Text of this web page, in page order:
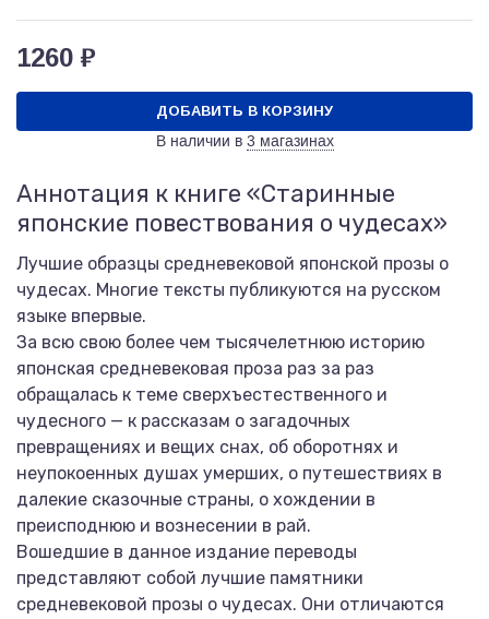
1260 ₽
ДОБАВИТЬ В КОРЗИНУ
В наличии в 3 магазинах
Аннотация к книге «Старинные
японские повествования о чудесах»
Лучшие образцы средневековой японской прозы о
чудесах. Многие тексты публикуются на русском
языке впервые.
За всю свою более чем тысячелетнюю историю
японская средневековая проза раз за раз
обращалась к теме сверхъестественного и
чудесного — к рассказам о загадочных
превращениях и вещих снах, об оборотнях и
неупокоенных душах умерших, о путешествиях в
далекие сказочные страны, о хождении в
преисподнюю и вознесении в рай.
Вошедшие в данное издание переводы
представляют собой лучшие памятники
средневековой прозы о чудесах. Они отличаются